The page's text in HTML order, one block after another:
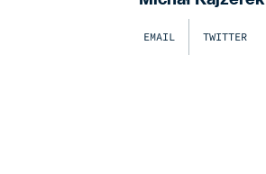
EMAIL TWITTER